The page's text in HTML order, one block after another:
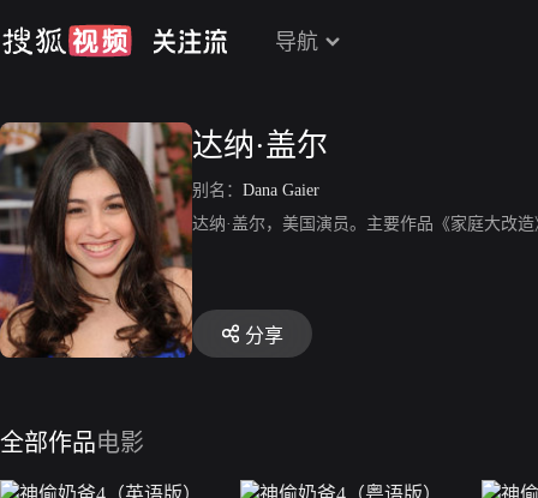
导航
达纳·盖尔
别名： Dana Gaier
达纳·盖尔，美国演员。主要作品《家庭大改
分享
全部作品电影